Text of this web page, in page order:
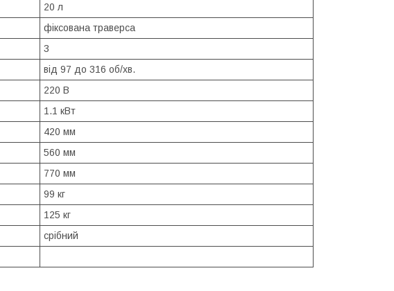
20 л
фіксована траверса
3
від 97 до 316 об/хв.
220 В
1.1 кВт
420 мм
560 мм
770 мм
99 кг
125 кг
срібний